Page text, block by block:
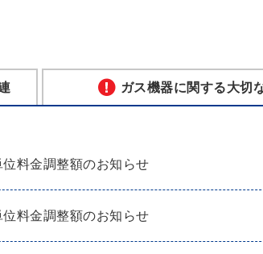
ガス機器に関する大切
料金調整額のお知らせ
料金調整額のお知らせ